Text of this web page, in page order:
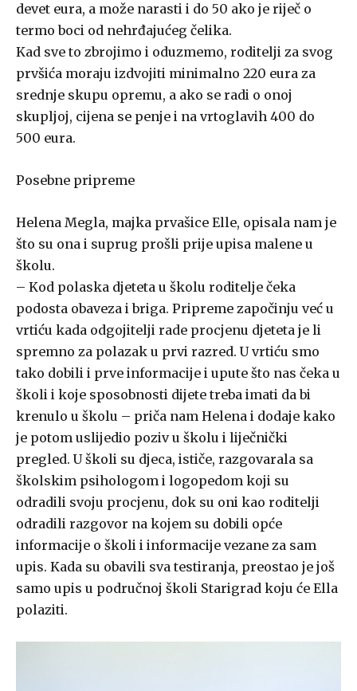
devet eura, a može narasti i do 50 ako je riječ o
termo boci od nehrđajućeg čelika.
Kad sve to zbrojimo i oduzmemo, roditelji za svog
prvšića moraju izdvojiti minimalno 220 eura za
srednje skupu opremu, a ako se radi o onoj
skupljoj, cijena se penje i na vrtoglavih 400 do
500 eura.
Posebne pripreme
Helena Megla, majka prvašice Elle, opisala nam je
što su ona i suprug prošli prije upisa malene u
školu.
– Kod polaska djeteta u školu roditelje čeka
podosta obaveza i briga. Pripreme započinju već u
vrtiću kada odgojitelji rade procjenu djeteta je li
spremno za polazak u prvi razred. U vrtiću smo
tako dobili i prve informacije i upute što nas čeka u
školi i koje sposobnosti dijete treba imati da bi
krenulo u školu – priča nam Helena i dodaje kako
je potom uslijedio poziv u školu i liječnički
pregled. U školi su djeca, ističe, razgovarala sa
školskim psihologom i logopedom koji su
odradili svoju procjenu, dok su oni kao roditelji
odradili razgovor na kojem su dobili opće
informacije o školi i informacije vezane za sam
upis. Kada su obavili sva testiranja, preostao je još
samo upis u područnoj školi Starigrad koju će Ella
polaziti.